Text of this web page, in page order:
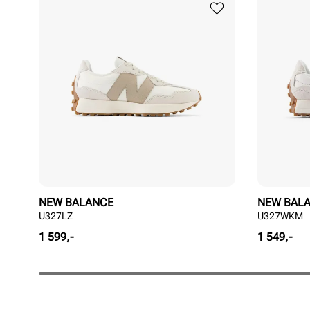
NEW BALANCE
U327LZ
Pris
1 599,-
NEW
U327WKM
Pris
1 549,-